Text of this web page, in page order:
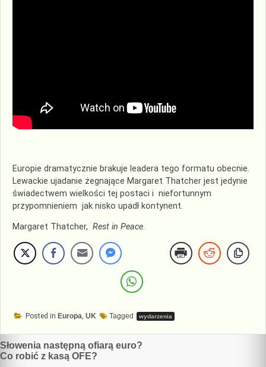
Europie dramatycznie brakuje leadera tego formatu obecnie.
Lewackie ujadanie żegnające Margaret Thatcher jest jedynie
świadectwem wielkości tej postaci i niefortunnym
przypomnieniem jak nisko upadł kontynent.
Margaret Thatcher, Rest in Peace.
Posted in Europa UK Tagged wydarzenia
Nawigacja
Słowenia następną ofiarą euro?
Co robić z kasą OFE?